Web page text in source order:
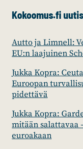
Kokoomus.fi
Autto ja Limnell:
EU:n laajuinen
Jukka Kopra:
Euroopan
pidettävä
Jukka Kopra:
mitään salattavaa
euroakaan